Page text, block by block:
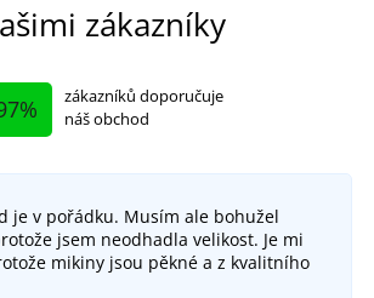
zákazníky
zákazníků doporučuje
náš obchod
je v pořádku. Musím ale bohužel
jsem neodhadla velikost. Je mi
mikiny jsou pěkné a z kvalitního